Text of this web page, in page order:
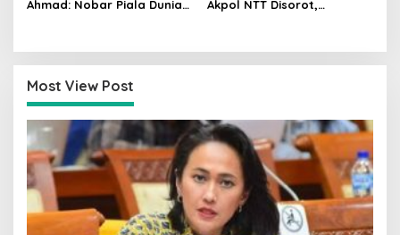
Ahmad: Nobar Piala Dunia
Akpol NTT Disorot,
Most View Post